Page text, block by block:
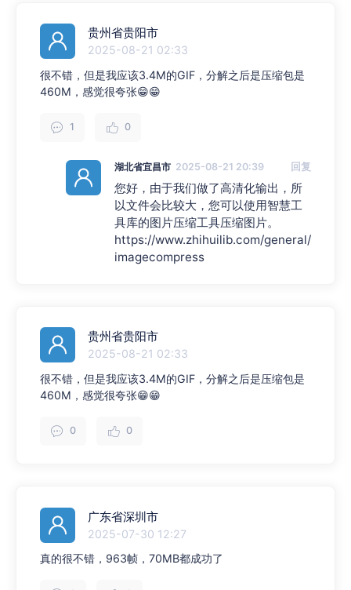
贵州省贵阳市
2025-08-21 02:33
很不错，但是我应该3.4M的GIF，分解之后是压缩包是
460M，感觉很夸张😁😁
1 0
湖北省宜昌市 2025-08-21 20:39 回复
您好，由于我们做了高清化输出，所
以文件会比较大，您可以使用智慧工
具库的图片压缩工具压缩图片。
https://www.zhihuilib.com/general/
imagecompress
贵州省贵阳市
2025-08-21 02:33
很不错，但是我应该3.4M的GIF，分解之后是压缩包是
460M，感觉很夸张😁😁
0 0
广东省深圳市
2025-07-30 12:27
真的很不错，963帧，70MB都成功了